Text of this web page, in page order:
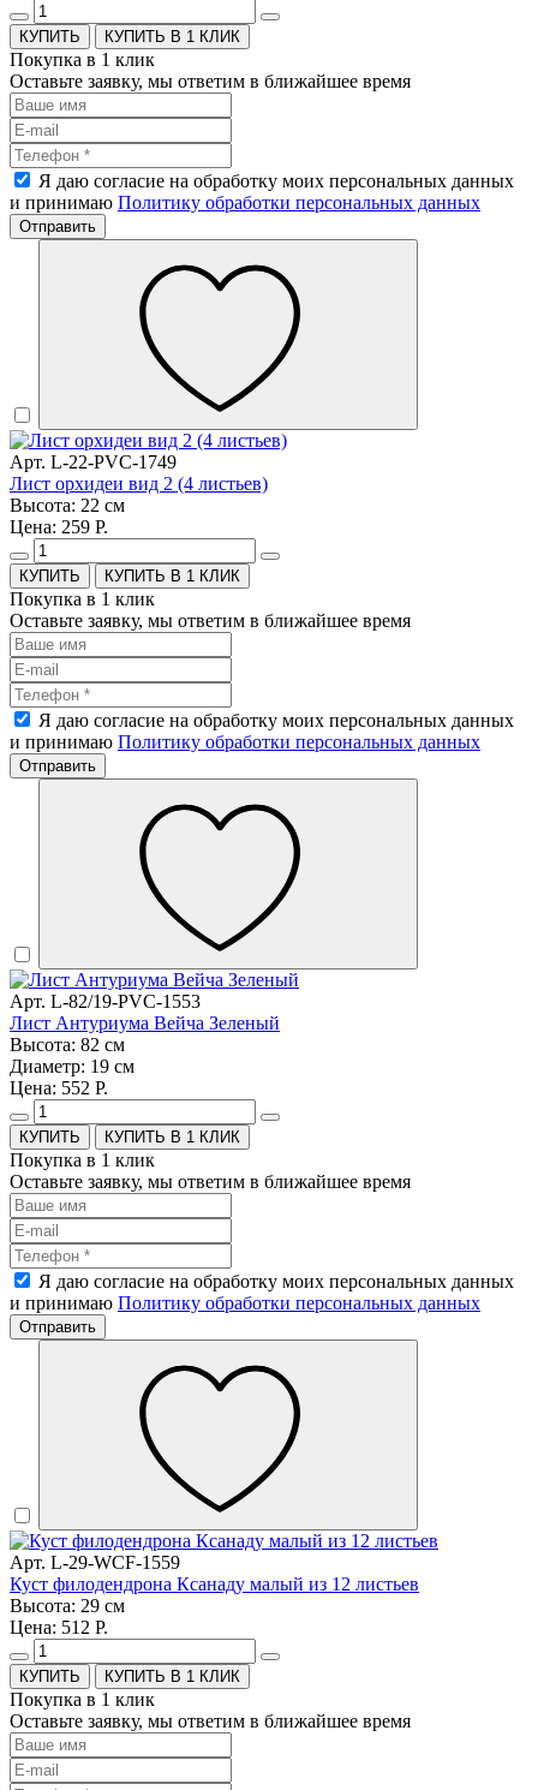
КУПИТЬ В 1 КЛИК
Покупка в 1 клик
Оставьте заявку, мы ответим в ближайшее время
Я даю согласие на обработку моих персональных данных
и принимаю Политику обработки персональных данных
Отправить
Арт. L-22-PVC-1749
Лист орхидеи вид 2 (4 листьев)
Высота: 22 см
Цена: 259 Р.
КУПИТЬ В 1 КЛИК
Покупка в 1 клик
Оставьте заявку, мы ответим в ближайшее время
Я даю согласие на обработку моих персональных данных
и принимаю Политику обработки персональных данных
Отправить
Арт. L-82/19-PVC-1553
Лист Антуриума Вейча Зеленый
Высота: 82 см
Диаметр: 19 см
Цена: 552 Р.
КУПИТЬ В 1 КЛИК
Покупка в 1 клик
Оставьте заявку, мы ответим в ближайшее время
Я даю согласие на обработку моих персональных данных
и принимаю Политику обработки персональных данных
Отправить
Арт. L-29-WCF-1559
Куст филодендрона Ксанаду малый из 12 листьев
Высота: 29 см
Цена: 512 Р.
КУПИТЬ В 1 КЛИК
Покупка в 1 клик
Оставьте заявку, мы ответим в ближайшее время